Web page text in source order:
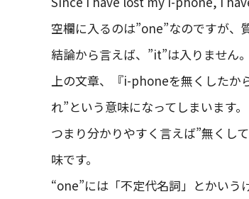
空欄に入るのは”one”なのですが、
結論から言えば、”it”は入りません。
上の文章、『i-phoneを無くしたか
れ”という意味になってしまいます。
つまり分かりやすく言えば”無くし
味です。
“one”には「不定代名詞」とかいう